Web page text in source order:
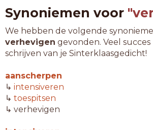
Synoniemen voor
We hebben de volgende
verhevigen gevonden. Veel
schrijven van je Sinterklaasgedicht!
aanscherpen
↳ intensiveren
↳ toespitsen
↳ verhevigen